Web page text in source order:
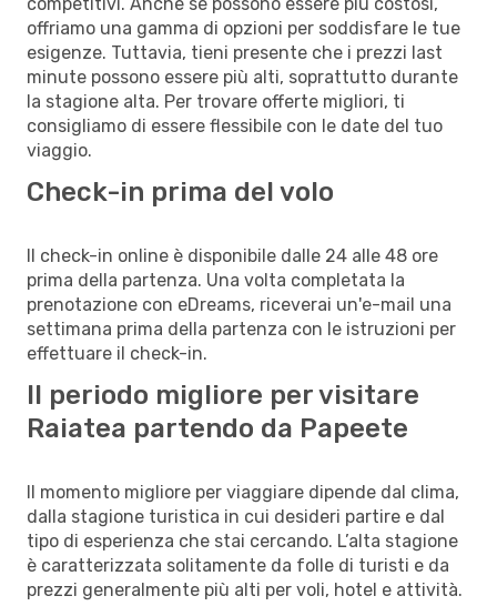
offriamo una gamma di opzioni per soddisfare le tue
esigenze. Tuttavia, tieni presente che i prezzi last
minute possono essere più alti, soprattutto durante
la stagione alta. Per trovare offerte migliori, ti
consigliamo di essere flessibile con le date del tuo
viaggio.
Check-in prima del volo
Il check-in online è disponibile dalle 24 alle 48 ore
prima della partenza. Una volta completata la
prenotazione con eDreams, riceverai un'e-mail una
settimana prima della partenza con le istruzioni per
effettuare il check-in.
Il periodo migliore per visitare
Raiatea partendo da Papeete
Il momento migliore per viaggiare dipende dal clima,
dalla stagione turistica in cui desideri partire e dal
tipo di esperienza che stai cercando. L’alta stagione
è caratterizzata solitamente da folle di turisti e da
prezzi generalmente più alti per voli, hotel e attività.